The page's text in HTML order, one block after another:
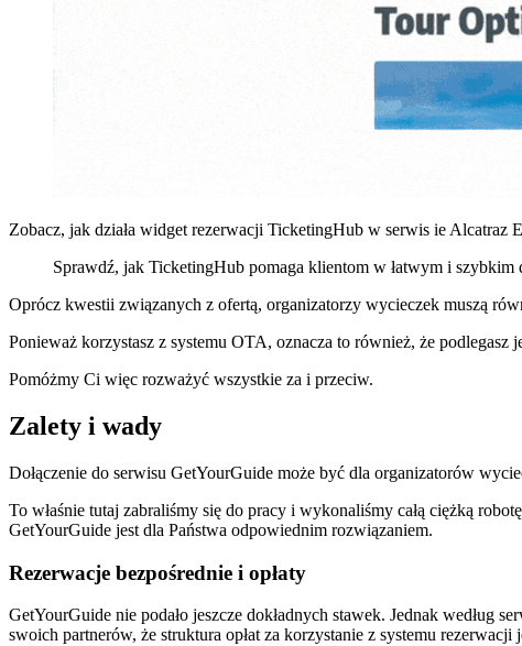
Zobacz, jak działa widget rezerwacji TicketingHub w serwis ie Alcatraz
Sprawdź, jak TicketingHub pomaga klientom w łatwym i
Oprócz kwestii związanych z ofertą, organizatorzy wycieczek muszą
Ponieważ korzystasz z systemu OTA, oznacza to również, że podlegasz
Pomóżmy Ci więc rozważyć wszystkie za i przeciw.
Zalety i wady
Dołączenie do serwisu GetYourGuide może być dla organizatorów
To właśnie tutaj zabraliśmy się do pracy i wykonaliśmy całą ciężką
GetYourGuide jest dla Państwa odpowiednim rozwiązaniem.
Rezerwacje bezpośrednie i opłaty
GetYourGuide nie podało jeszcze dokładnych stawek. Jednak według
swoich partnerów, że struktura opłat za korzystanie z systemu